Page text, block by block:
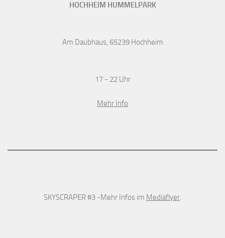
HOCHHEIM HUMMELPARK
Am Daubhaus, 65239 Hochheim
17 - 22 Uhr
Mehr Info
SKYSCRAPER #3 -Mehr Infos im Mediaflyer.